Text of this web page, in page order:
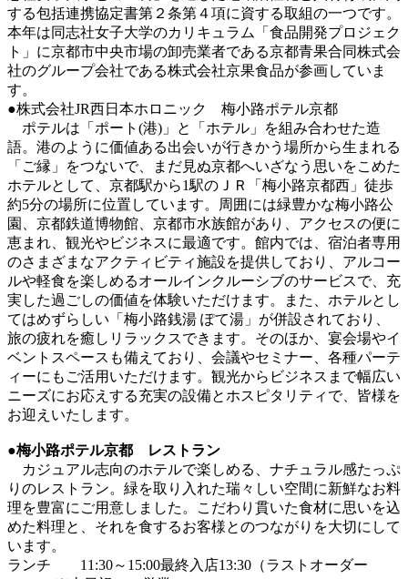
する包括連携協定書第２条第４項に資する取組の一つです。
本年は同志社女子大学のカリキュラム「食品開発プロジェク
ト」に京都市中央市場の卸売業者である京都青果合同株式会
社のグループ会社である株式会社京果食品が参画していま
す。
●株式会社JR西日本ホロニック 梅小路ポテル京都
ポテルは「ポート(港)」と「ホテル」を組み合わせた造
語。港のように価値ある出会いが行きかう場所から生まれる
「ご縁」をつないで、まだ見ぬ京都へいざなう思いをこめた
ホテルとして、京都駅から1駅のＪＲ「梅小路京都西」徒歩
約5分の場所に位置しています。周囲には緑豊かな梅小路公
園、京都鉄道博物館、京都市水族館があり、アクセスの便に
恵まれ、観光やビジネスに最適です。館内では、宿泊者専用
のさまざまなアクティビティ施設を提供しており、アルコー
ルや軽食を楽しめるオールインクルーシブのサービスで、充
実した過ごしの価値を体験いただけます。また、ホテルとし
てはめずらしい「梅小路銭湯 ぽて湯」が併設されており、
旅の疲れを癒しリラックスできます。そのほか、宴会場やイ
ベントスペースも備えており、会議やセミナー、各種パーテ
ィーにもご活用いただけます。観光からビジネスまで幅広い
ニーズにお応えする充実の設備とホスピタリティで、皆様を
お迎えいたします。
●梅小路ポテル京都 レストラン
カジュアル志向のホテルで楽しめる、ナチュラル感たっぷ
りのレストラン。緑を取り入れた瑞々しい空間に新鮮なお料
理を豊富にご用意しました。こだわり貫いた食材に思いを込
めた料理と、それを食するお客様とのつながりを大切にして
います。
ランチ 11:30～15:00最終入店13:30（ラストオーダー